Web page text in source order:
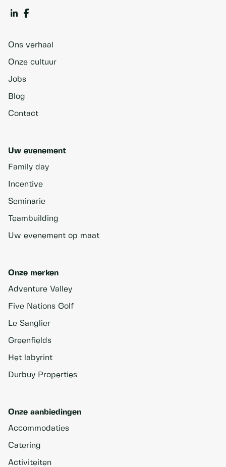
Ons verhaal
Onze cultuur
Jobs
Blog
Contact
Uw evenement
Family day
Incentive
Seminarie
Teambuilding
Uw evenement op maat
Onze merken
Adventure Valley
Five Nations Golf
Le Sanglier
Greenfields
Het labyrint
Durbuy Properties
Onze aanbiedingen
Accommodaties
Catering
Activiteiten